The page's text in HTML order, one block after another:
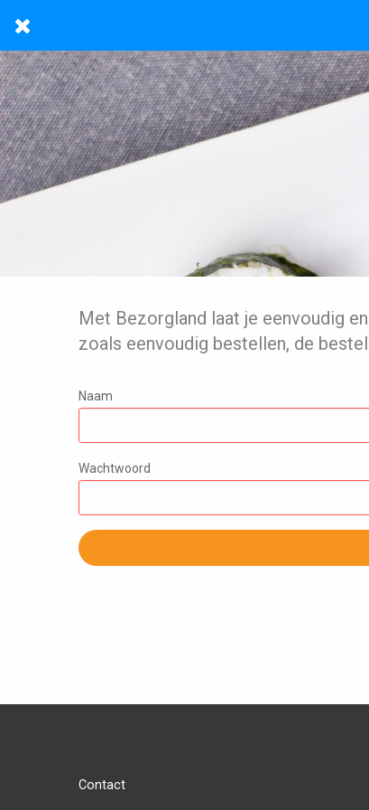
Met Bezorgland laat je eenvoudig
zoals eenvoudig bestellen, de
Naam
Wachtwoord
Contact